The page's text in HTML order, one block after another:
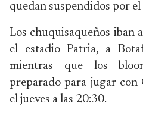
quedan suspendidos por
Los chuquisaqueños iban
el estadio Patria, a
mientras que los
preparado para jugar con
el jueves a las 20:30.